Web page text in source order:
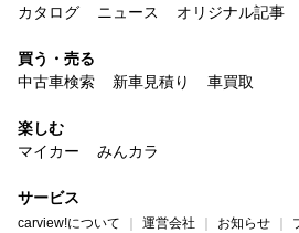
カタログ
ニュース オリジナル記事
買う・売る
中古車検索
新車見積り 車買取
楽しむ
マイカー
みんカラ
サービス
carview!について 運営会社 お知らせ